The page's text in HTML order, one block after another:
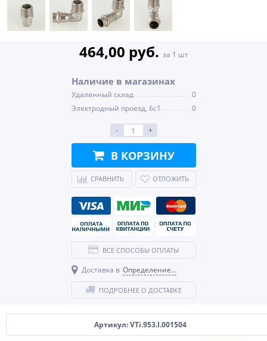
Артикул: VTi.953.I.001504
464,00 руб. за 1 шт
Наличие в магазинах
Удаленный склад
0
Электродный проезд, 6с1
0
- +
В КОРЗИНУ
СРАВНИТЬ ОТЛОЖИТЬ
ВСЕ СПОСОБЫ ОПЛАТЫ
Доставка в Определение...
ПОДРОБНЕЕ О ДОСТАВКЕ